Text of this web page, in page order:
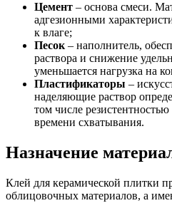
Цемент – основа смеси.
адгезионными
к влаге;
Песок – наполнитель,
раствора и снижение
уменьшается нагрузка на
Пластификаторы –
наделяющие раствор
том числе
времени схватывания.
Назначение
Клей для керамической плитки
облицовочных материалов, а